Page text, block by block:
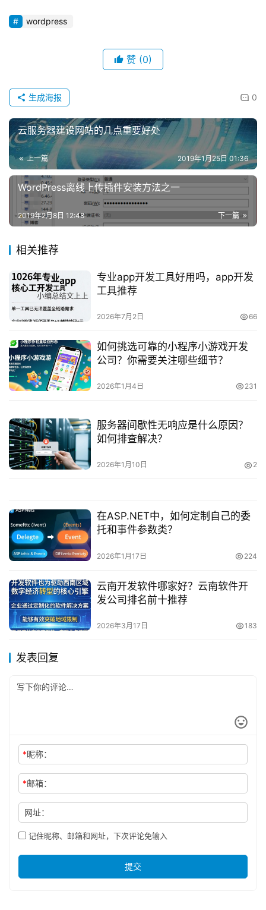
们
wordpress
赞 (0)
0
生成海报
云服务器建设网站的几点重要好处
上一篇 2019年1月25日 01:36
WordPress离线上传插件安装方法之一
下一篇
2019年2月8日 12:48
相关推荐
专业app开发工具好用吗，app开发
工具推荐
2026年7月2日 66
如何挑选可靠的小程序小游戏开发
公司？你需要关注哪些细节？
2026年1月4日 231
服务器间歇性无响应是什么原因？
如何排查解决？
2026年1月10日 2
在ASP.NET中，如何定制自己的委
托和事件参数类？
2026年1月17日 224
云南开发软件哪家好？云南软件开
发公司排名前十推荐
2026年3月17日 183
发表回复
*昵称：
*邮箱：
网址：
记住昵称、邮箱和网址，下次评论免输入
提交